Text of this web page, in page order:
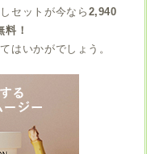
セットが今なら 2,940
料！
はいかがでしょう。